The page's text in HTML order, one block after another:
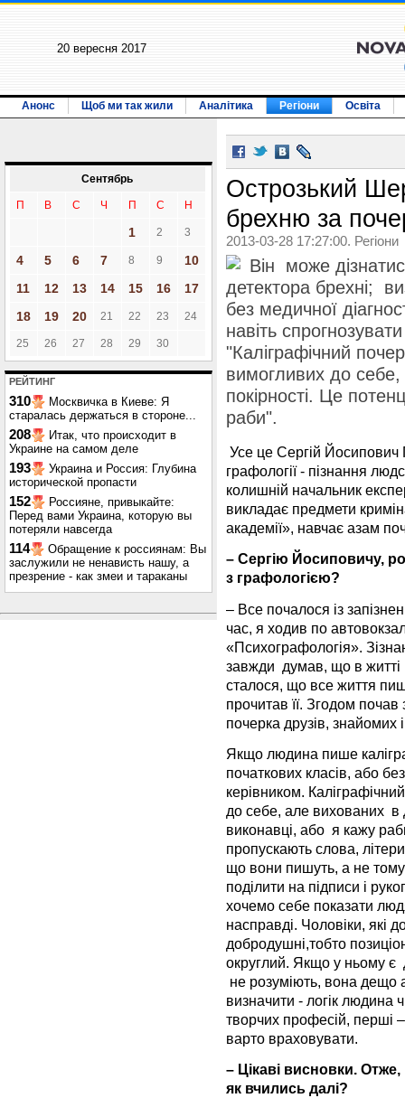
20 вересня 2017
Анонс Щоб ми так жили Аналітика Регіони Освіта
Сентябрь
П В С Ч П С Н
1 2 3
4 5 6 7 8 9
10
11
12 13 14 15 16
17
18
19 20 21 22 23 24
25 26 27 28 29 30
РЕЙТИНГ
310
Москвичка в Киеве: Я
старалась держаться в стороне...
208
Итак, что происходит в
Украине на самом деле
193
Украина и Россия: Глубина
исторической пропасти
152
Россияне, привыкайте:
Перед вами Украина, которую вы
потеряли навсегда
114
Обращение к россиянам: Вы
заслужили не ненависть нашу, а
презрение - как змеи и тараканы
Острозький
брехню за
2013-03-28 17:27:00. Регіони
Він може
детектора брехні;
без медичної
навіть
"Каліграфічний
вимогливих до
покірності. Це
раби".
Усе це Сергій Йосипович
графології - пізнання
колишній начальник
викладає предмети
академії», навчає азам
– Сергію Йосиповичу,
з графологією?
– Все почалося із
час, я ходив по
«Психографологія».
завжди думав, що в житті
сталося, що все життя
прочитав її. Згодом
почерка друзів,
Якщо людина пише
початкових класів, або
керівником.
до себе, але вихованих в
виконавці, або я кажу
пропускають слова,
що вони пишуть, а не
поділити на підписи і
хочемо себе показати
насправді. Чоловіки, які
добродушні,тобто
округлий. Якщо у ньому є
не розуміють, вона дещо
визначити - логік людина
творчих професій, перші
варто враховувати.
– Цікаві висновки.
як вчились далі?